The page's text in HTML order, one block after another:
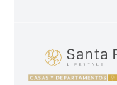
Santa Fe
Casas y